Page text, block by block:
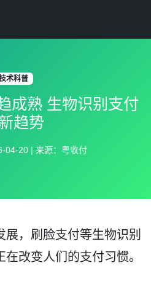
术科普
成熟 生物识别支付
趋势
04-20 | 来源：粤收付
展，刷脸支付等生物识别
改变人们的支付习惯。